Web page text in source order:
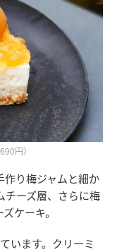
円）
作り梅ジャムと細か
チーズ層、さらに梅
ケーキ。
います。クリーミ